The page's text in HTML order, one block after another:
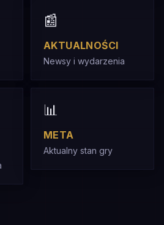
📰
AKTUALNOŚCI
Newsy i wydarzenia
📊
META
Aktualny stan gry